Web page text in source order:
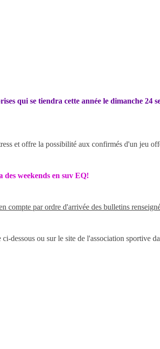
qui se tiendra cette année le dimanche 24
et offre la possibilité aux confirmés d'un jeu
weekends en suv EQ!
compte par ordre d'arrivée des bulletins
dessous ou sur le site de l'association sportive